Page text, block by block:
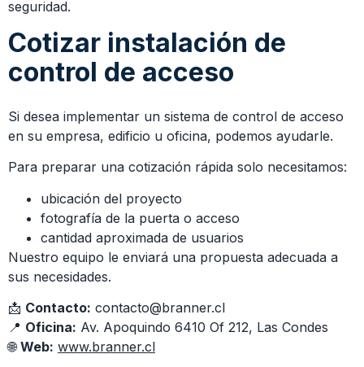
seguridad.
Cotizar instalación de
control de acceso
Si desea implementar un sistema de control de acceso
en su empresa, edificio u oficina, podemos ayudarle.
Para preparar una cotización rápida solo necesitamos:
ubicación del proyecto
fotografía de la puerta o acceso
cantidad aproximada de usuarios
Nuestro equipo le enviará una propuesta adecuada a
sus necesidades.
📩 Contacto: contacto@branner.cl
📍 Oficina: Av. Apoquindo 6410 Of 212, Las Condes
🌐Web: www.branner.cl